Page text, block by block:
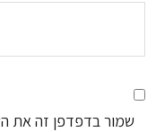
שמור בדפדפן זה את